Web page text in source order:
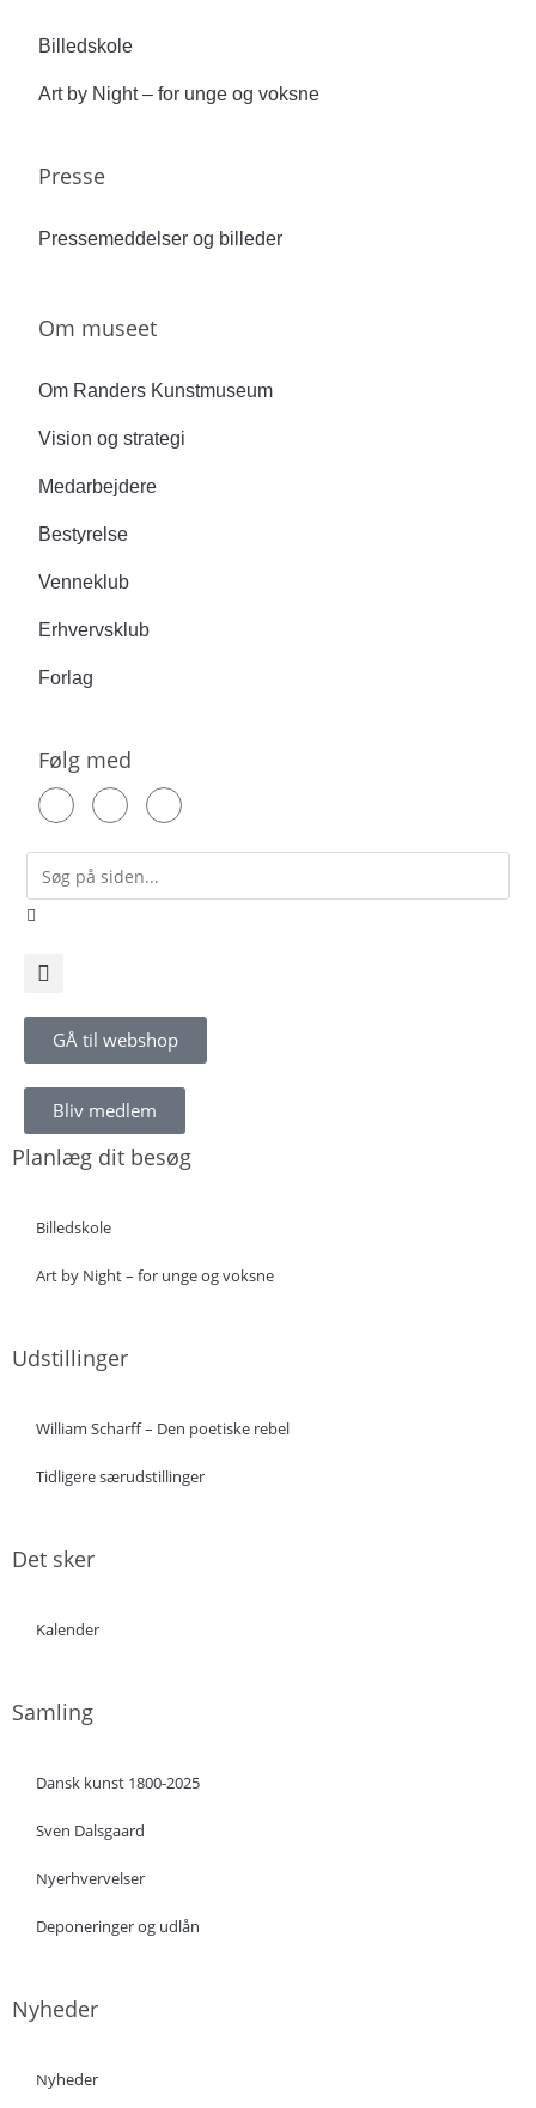
Billedskole
Art by Night – for unge og voksne
Presse
Pressemeddelser og billeder
Om museet
Om Randers Kunstmuseum
Vision og strategi
Medarbejdere
Bestyrelse
Venneklub
Erhvervsklub
Forlag
Følg med
GÅ til webshop
Bliv medlem
Planlæg dit besøg
Billedskole
Art by Night – for unge og voksne
Udstillinger
William Scharff – Den poetiske rebel
Tidligere særudstillinger
Det sker
Kalender
Samling
Dansk kunst 1800-2025
Sven Dalsgaard
Nyerhvervelser
Deponeringer og udlån
Nyheder
Nyheder